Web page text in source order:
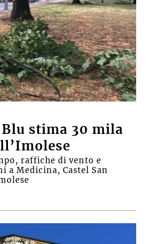
stima 30 mila
raffiche di vento e
a Medicina, Castel San